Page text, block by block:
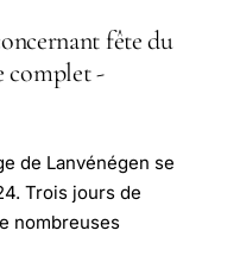
fête du
complet -
de Lanvénégen se
Trois jours de
nombreuses